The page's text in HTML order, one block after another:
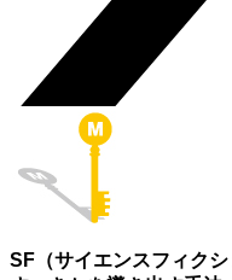
SF（サイエンスフィク